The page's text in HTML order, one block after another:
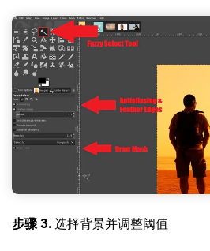
步骤 3. 选择背景并调整阈值